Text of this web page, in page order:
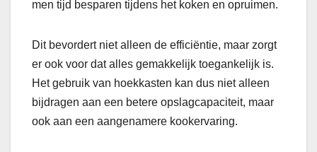
men tijd besparen tijdens het koken en opruimen.
Dit bevordert niet alleen de efficiëntie, maar zorgt
er ook voor dat alles gemakkelijk toegankelijk is.
Het gebruik van hoekkasten kan dus niet alleen
bijdragen aan een betere opslagcapaciteit, maar
ook aan een aangenamere kookervaring.